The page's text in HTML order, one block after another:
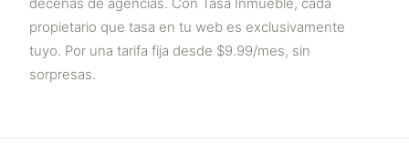
propietario que tasa en tu web es exclusivamente
tuyo. Por una tarifa fija desde $9.99/mes, sin
sorpresas.